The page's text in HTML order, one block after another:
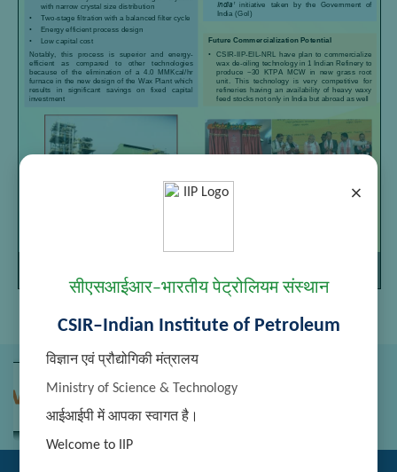
×
सीएसआईआर–भारतीय पेट्रोलियम संस्थान
CSIR–Indian Institute of Petroleum
विज्ञान एवं प्रौद्योगिकी मंत्रालय
Ministry of Science & Technology
आईआईपी में आपका स्वागत है।
Welcome to IIP